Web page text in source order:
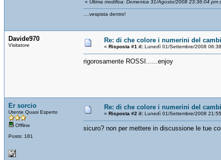
« Ultima modifica: Domenica 31/Agosto/2008 23:36:04 pm
....vespista dentro!
Davide970
Visitatore
Re: di che colore i numerini del
« Risposta #1 il: Lunedì 01/Settembre/2008
rigorosamente ROSSI......enjoy
Er sorcio
Utente Quasi Esperto
Offline
Posts: 181
Re: di che colore i numerini del
« Risposta #2 il: Lunedì 01/Settembre/2008
sicuro? non per mettere in discussione le tue